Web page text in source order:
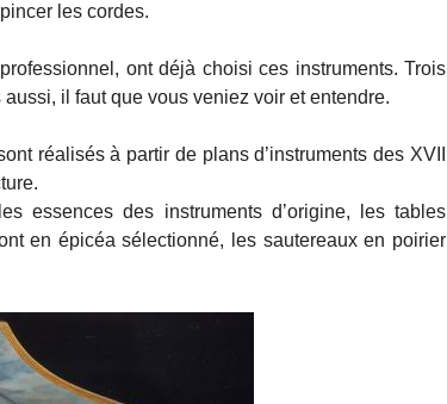
les cordes.
ont déjà choisi ces instruments. Trois
il faut que vous veniez voir et entendre.
réalisés à partir de plans d’instruments des XVII
essences des instruments d’origine, les tables
en épicéa sélectionné, les sautereaux en poirier